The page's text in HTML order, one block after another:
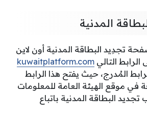
المدنية
تجدِيد البطاقة المدنية أون لاين
التالي kuwaitplatform.com
المُدرج، حيث يفتح هذا الرابط
في موقع الهيئة العامة للمعلومات
تجديد البطاقة المدنية باتباع